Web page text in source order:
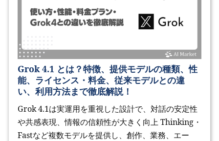
Grok 4.1 とは？特徴、提供モデルの種類、性
能、ライセンス・料金、従来モデルとの違
い、利用方法まで徹底解説！
Grok 4.1は実運用を重視した設計で、対話の安定性
や共感表現、情報の信頼性が大きく向上 Thinking・
Fastなど複数モデルを提供し、創作、業務、エー